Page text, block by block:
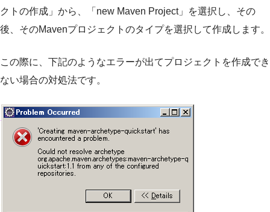
クトの作成」から、「new Maven Project」を選択し、その
後、そのMavenプロジェクトのタイプを選択して作成します。
この際に、下記のようなエラーが出てプロジェクトを作成でき
ない場合の対処法です。